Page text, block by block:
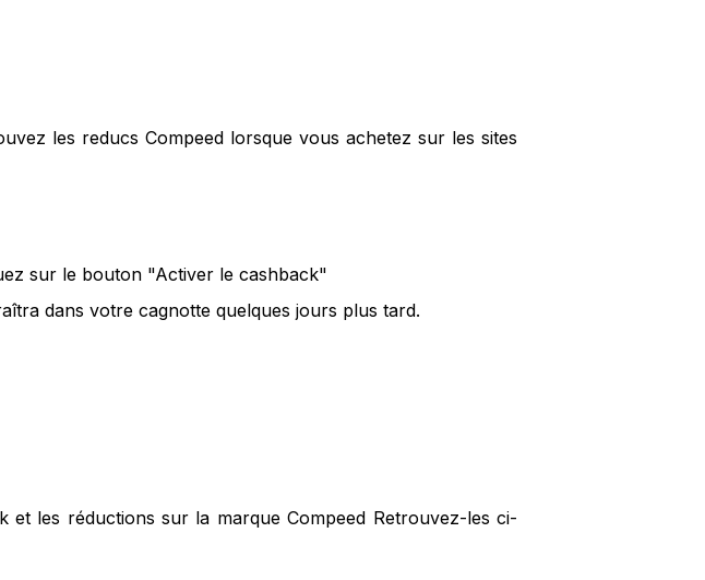
les reducs Compeed lorsque vous achetez sur les sites
sur le bouton "Activer le cashback"
dans votre cagnotte quelques jours plus tard.
et les réductions sur la marque Compeed Retrouvez-les ci-